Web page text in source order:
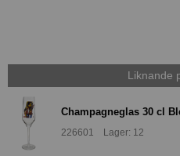
Liknande
Champagneglas 30 cl
226601 Lager: 12